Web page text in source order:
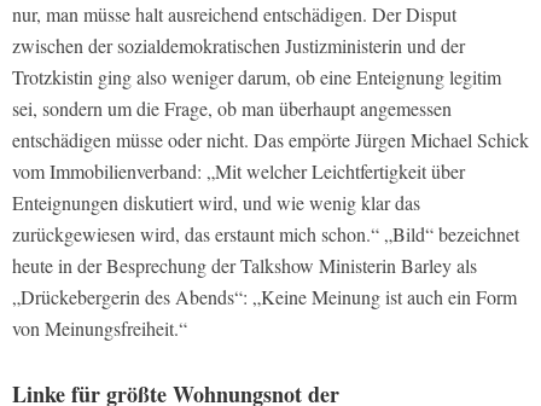
nur, man müsse halt ausreichend entschädigen. Der Disput
zwischen der sozialdemokratischen Justizministerin und der
Trotzkistin ging also weniger darum, ob eine Enteignung legitim
sei, sondern um die Frage, ob man überhaupt angemessen
entschädigen müsse oder nicht. Das empörte Jürgen Michael Schick
vom Immobilienverband: „Mit welcher Leichtfertigkeit über
Enteignungen diskutiert wird, und wie wenig klar das
zurückgewiesen wird, das erstaunt mich schon.“ „Bild“ bezeichnet
heute in der Besprechung der Talkshow Ministerin Barley als
„Drückebergerin des Abends“: „Keine Meinung ist auch ein Form
von Meinungsfreiheit.“
Linke für größte Wohnungsnot der